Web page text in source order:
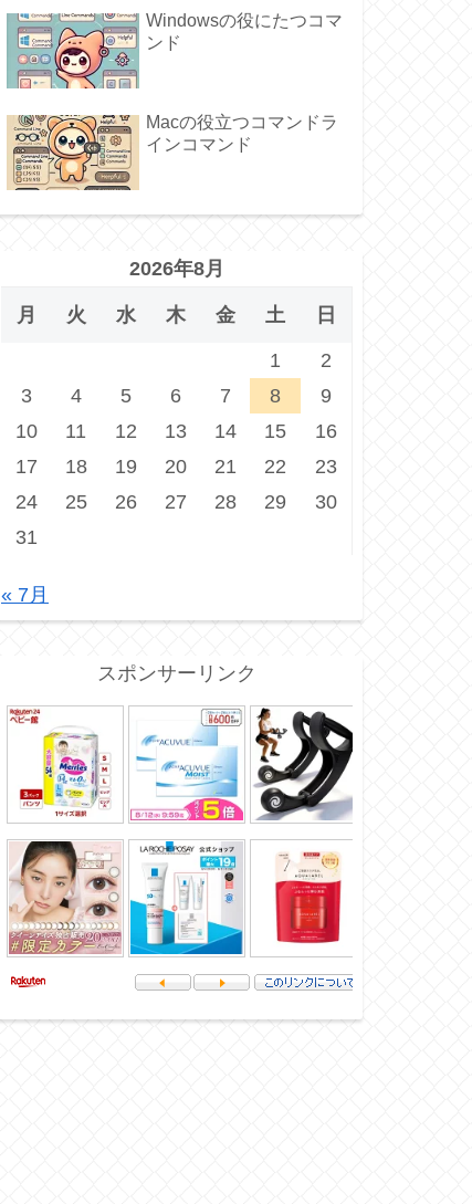
Windowsの役にたつコマ
ンド
Macの役立つコマンドラ
インコマンド
2026年8月
月 火 水 木 金 土 日
1
2
3
4 5 6 7 8
9
10
11 12 13 14 15
16
17
18 19 20 21 22
23
24
25 26 27 28 29
30
31
« 7月
スポンサーリンク